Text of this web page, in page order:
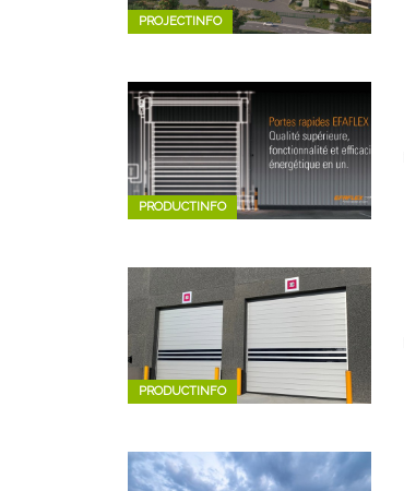
PROJECTINFO
PRODUCTINFO
PRODUCTINFO